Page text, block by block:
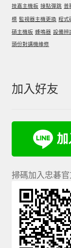
智慧電錶、
公用房間
線上網路購物
我的帳號
購物車
退款和退貨
技嘉主機板 接點彈跳 普
標 監視器主機更換 程式
碩主機板 蜂鳴器 設備辨
頭份對講機維修
加入好友
掃碼加入忠碁